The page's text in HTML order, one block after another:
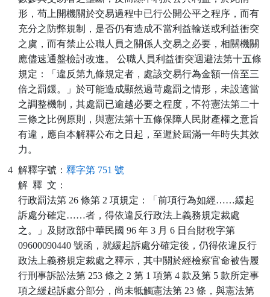
形，苟上開機關於交易過程中已行公開公平之程序，而有
充分之防弊規制，是否仍有造成不當利益輸送或利益衝突
之虞，而有禁止公職人員之關係人交易之必要，相關機關
應儘速通盤檢討改進。 公職人員利益衝突迴避法第十五條
規定：「違反第九條規定者，處該交易行為金額一倍至三
倍之罰鍰。」於可能造成顯然過苛處罰之情形，未設適當
之調整機制，其處罰已逾越必要之程度，不符憲法第二十
三條之比例原則，與憲法第十五條保障人民財產權之意旨
有違，應自本解釋公布之日起，至遲於屆滿一年時失其效
力。
4 解釋字號： 釋字第 751 號
解 釋 文：
行政罰法第 26 條第 2 項規定：「前項行為如經……緩起
訴處分確定……者，得依違反行政法上義務規定裁處
之。」及財政部中華民國 96 年 3 月 6 日台財稅字第
09600090440 號函，就緩起訴處分確定後，仍得依違反行
政法上義務規定裁處之釋示，其中關於經檢察官命被告履
行刑事訴訟法第 253 條之 2 第 1 項第 4 款及第 5 款所定事
項之緩起訴處分部分，尚未牴觸憲法第 23 條，與憲法第